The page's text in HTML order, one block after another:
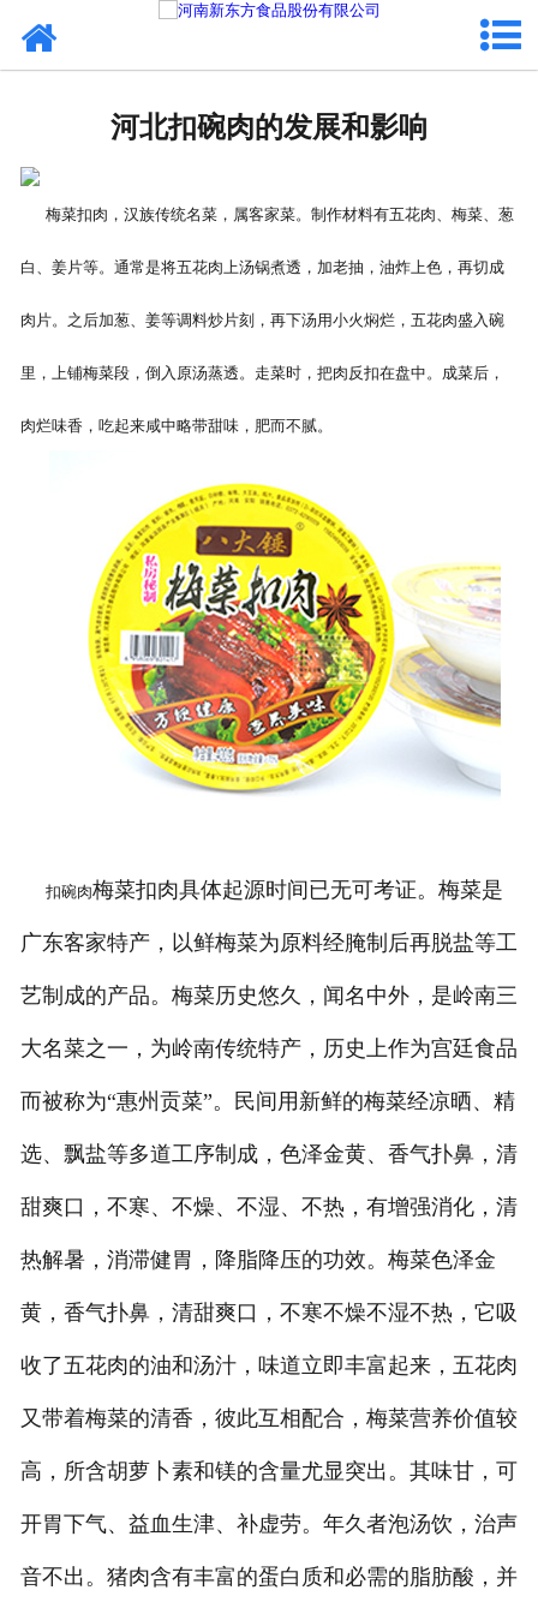
新闻资讯
关于新东方
加入新东方
河北扣碗肉的发展和影响
梅菜扣肉，汉族传统名菜，属客家菜。制作材料有五花肉、梅菜、葱
白、姜片等。通常是将五花肉上汤锅煮透，加老抽，油炸上色，再切成
肉片。之后加葱、姜等调料炒片刻，再下汤用小火焖烂，五花肉盛入碗
里，上铺梅菜段，倒入原汤蒸透。走菜时，把肉反扣在盘中。成菜后，
肉烂味香，吃起来咸中略带甜味，肥而不腻。
扣碗肉梅菜扣肉具体起源时间已无可考证。梅菜是
广东客家特产，以鲜梅菜为原料经腌制后再脱盐等工
艺制成的产品。梅菜历史悠久，闻名中外，是岭南三
大名菜之一，为岭南传统特产，历史上作为宫廷食品
而被称为“惠州贡菜”。民间用新鲜的梅菜经凉晒、精
选、飘盐等多道工序制成，色泽金黄、香气扑鼻，清
甜爽口，不寒、不燥、不湿、不热，有增强消化，清
热解暑，消滞健胃，降脂降压的功效。梅菜色泽金
黄，香气扑鼻，清甜爽口，不寒不燥不湿不热，它吸
收了五花肉的油和汤汁，味道立即丰富起来，五花肉
又带着梅菜的清香，彼此互相配合，梅菜营养价值较
高，所含胡萝卜素和镁的含量尤显突出。其味甘，可
开胃下气、益血生津、补虚劳。年久者泡汤饮，治声
音不出。猪肉含有丰富的蛋白质和必需的脂肪酸，并